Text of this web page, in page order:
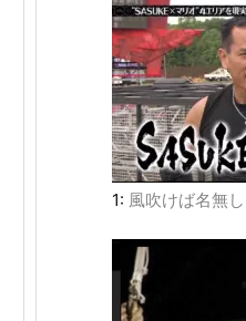
1: 風吹けば名無し